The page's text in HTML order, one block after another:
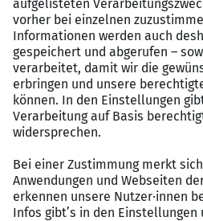
Zuverlässigkeit,
Vertrauenswürdigkeit
Weitere Details:
Vertragsart: Zeitarbeit,
Branche: Banken
Karrierestufe: